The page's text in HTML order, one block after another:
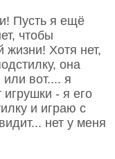
Пусть я ещё
чтобы
жизни! Хотя нет,
она
или вот.... я
- я его
и играю с
нет у меня